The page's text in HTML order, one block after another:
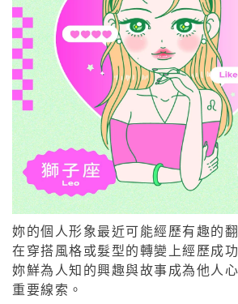
妳的個人形象最近可能經歷有趣的
在穿搭風格或髮型的轉變上經歷成
妳鮮為人知的興趣與故事成為他人
重要線索。